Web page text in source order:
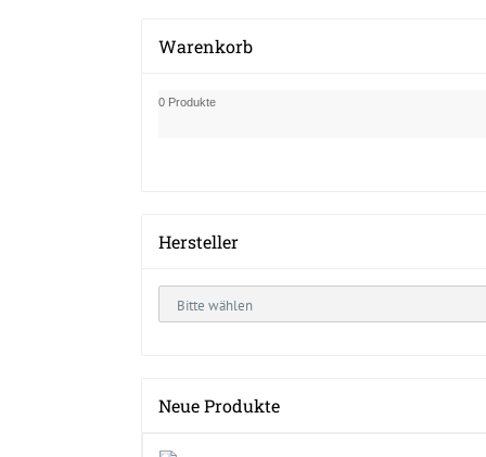
Warenkorb
0 Produkte
Hersteller
Neue Produkte